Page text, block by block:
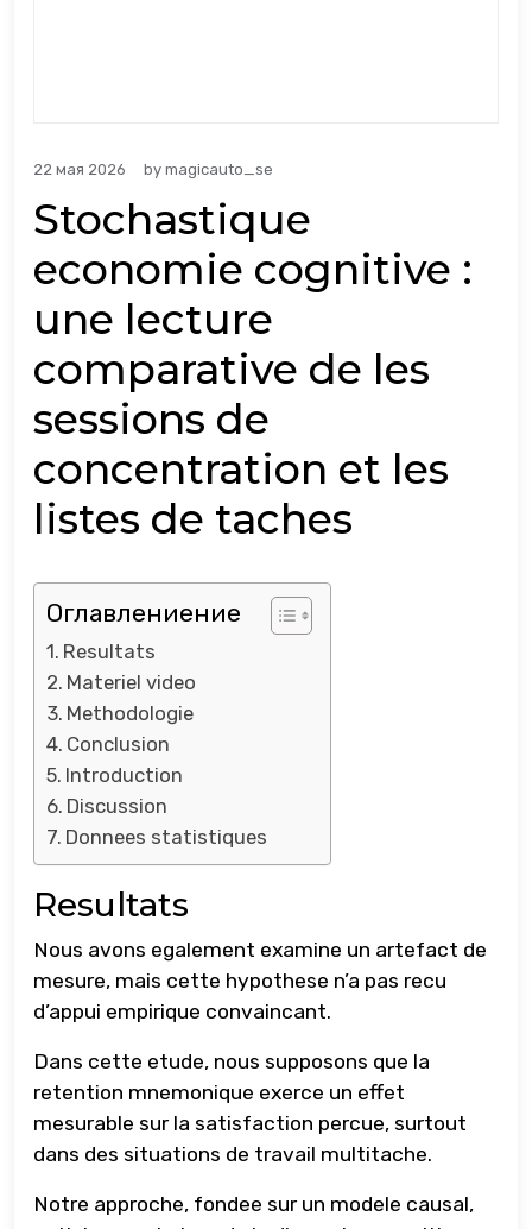
22 мая 2026 by magicauto_se
Stochastique
economie cognitive :
une lecture
comparative de les
sessions de
concentration et les
listes de taches
Оглавлениение
Resultats
Materiel video
Methodologie
Conclusion
Introduction
Discussion
Donnees statistiques
Resultats
Nous avons egalement examine un artefact de
mesure, mais cette hypothese n’a pas recu
d’appui empirique convaincant.
Dans cette etude, nous supposons que la
retention mnemonique exerce un effet
mesurable sur la satisfaction percue, surtout
dans des situations de travail multitache.
Notre approche, fondee sur un modele causal,